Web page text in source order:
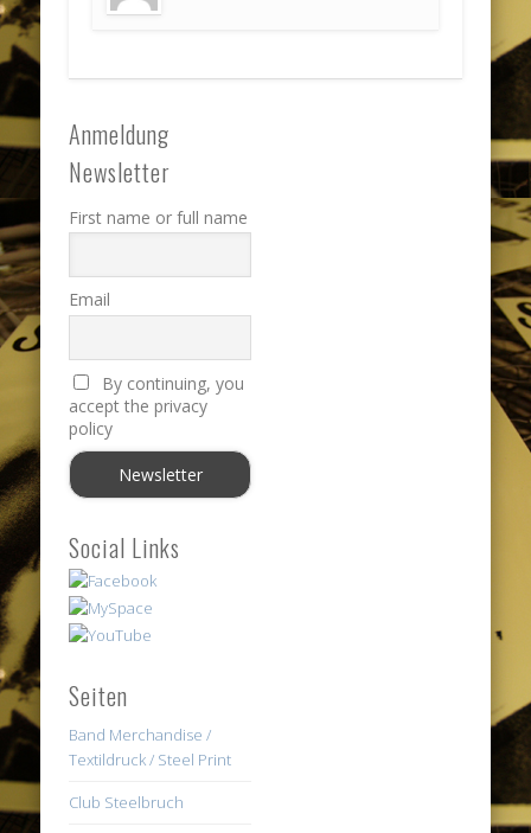
Anmeldung
Newsletter
First name or full name
Email
By continuing, you
accept the privacy
policy
Social Links
Seiten
Band Merchandise /
Textildruck / Steel Print
Club Steelbruch